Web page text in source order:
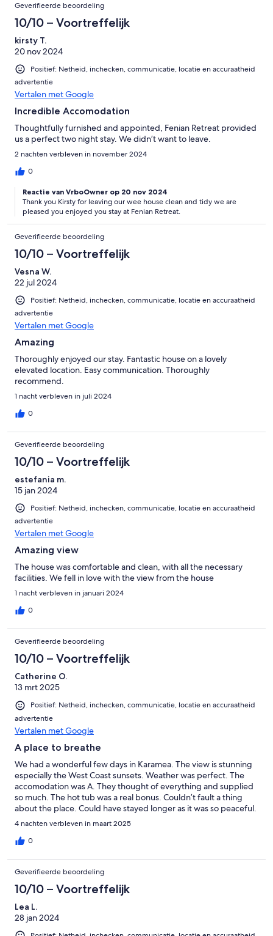
Geverifieerde beoordeling
10/10 – Voortreffelijk
kirsty T.
20 nov 2024
Positief: Netheid, inchecken, communicatie, locatie en accuraatheid
advertentie
Vertalen met Google
Incredible Accomodation
Thoughtfully furnished and appointed, Fenian Retreat provided
us a perfect two night stay. We didn’t want to leave.
2 nachten verbleven in november 2024
0
Reactie van VrboOwner op 20 nov 2024
Thank you Kirsty for leaving our wee house clean and tidy we are
pleased you enjoyed you stay at Fenian Retreat.
Geverifieerde beoordeling
10/10 – Voortreffelijk
Vesna W.
22 jul 2024
Positief: Netheid, inchecken, communicatie, locatie en accuraatheid
advertentie
Vertalen met Google
Amazing
Thoroughly enjoyed our stay. Fantastic house on a lovely
elevated location. Easy communication. Thoroughly
recommend.
1 nacht verbleven in juli 2024
0
Geverifieerde beoordeling
10/10 – Voortreffelijk
estefania m.
15 jan 2024
Positief: Netheid, inchecken, communicatie, locatie en accuraatheid
advertentie
Vertalen met Google
Amazing view
The house was comfortable and clean, with all the necessary
facilities. We fell in love with the view from the house
1 nacht verbleven in januari 2024
0
Geverifieerde beoordeling
10/10 – Voortreffelijk
Catherine O.
13 mrt 2025
Positief: Netheid, inchecken, communicatie, locatie en accuraatheid
advertentie
Vertalen met Google
A place to breathe
We had a wonderful few days in Karamea. The view is stunning
especially the West Coast sunsets. Weather was perfect. The
accomodation was A. They thought of everything and supplied
so much. The hot tub was a real bonus. Couldn’t fault a thing
about the place. Could have stayed longer as it was so peaceful.
4 nachten verbleven in maart 2025
0
Geverifieerde beoordeling
10/10 – Voortreffelijk
Lea L.
28 jan 2024